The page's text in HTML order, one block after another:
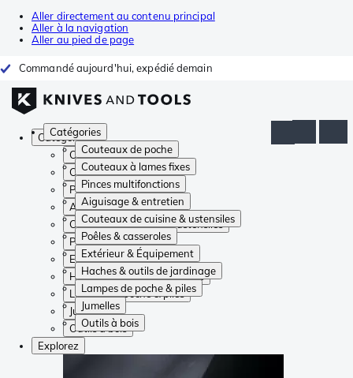
Aller directement au contenu principal
Aller à la navigation
Aller au pied de page
Commandé aujourd'hui, expédié demain
Catégories
Couteaux de poche
Couteaux à lames fixes
Pinces multifonctions
Aiguisage & entretien
Couteaux de cuisine & ustensiles
Poêles & casseroles
Extérieur & Équipement
Haches & outils de jardinage
Lampes de poche & piles
Jumelles
Outils à bois
Catégories
Couteaux de poche
Couteaux à lames fixes
Pinces multifonctions
Aiguisage & entretien
Couteaux de cuisine & ustensiles
Poêles & casseroles
Extérieur & Équipement
Haches & outils de jardinage
Lampes de poche & piles
Jumelles
Outils à bois
Explorez